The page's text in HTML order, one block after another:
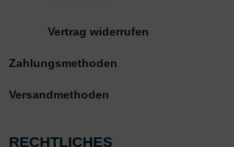
Vertrag widerrufen
Zahlungsmethoden
Versandmethoden
RECHTLICHES